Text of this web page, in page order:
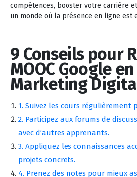
compétences, booster votre carrière
un monde où la présence en ligne est
9 Conseils pour
MOOC Google en
Marketing
1. Suivez les cours régulièrement
2. Participez aux forums de
avec d’autres apprenants.
3. Appliquez les connaissances
projets concrets.
4. Prenez des notes pour mieux